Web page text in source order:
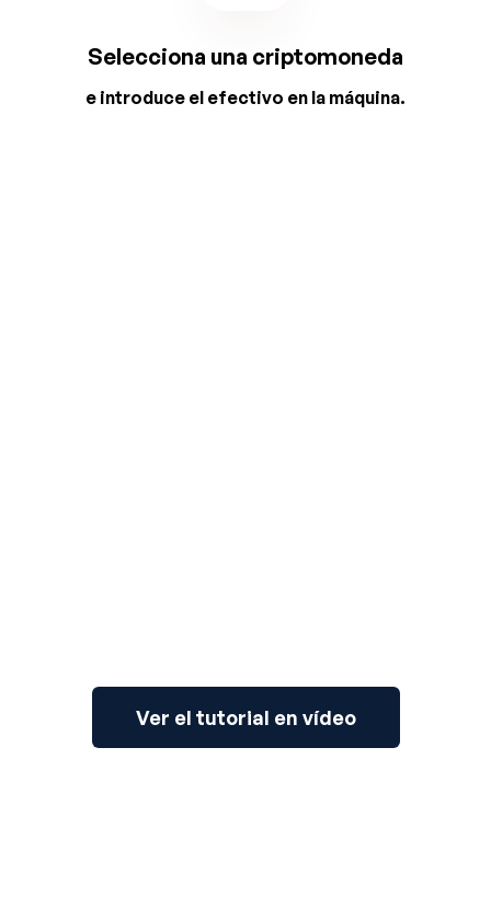
Selecciona una criptomoneda
e introduce el efectivo en la máquina.
Ver el tutorial en vídeo